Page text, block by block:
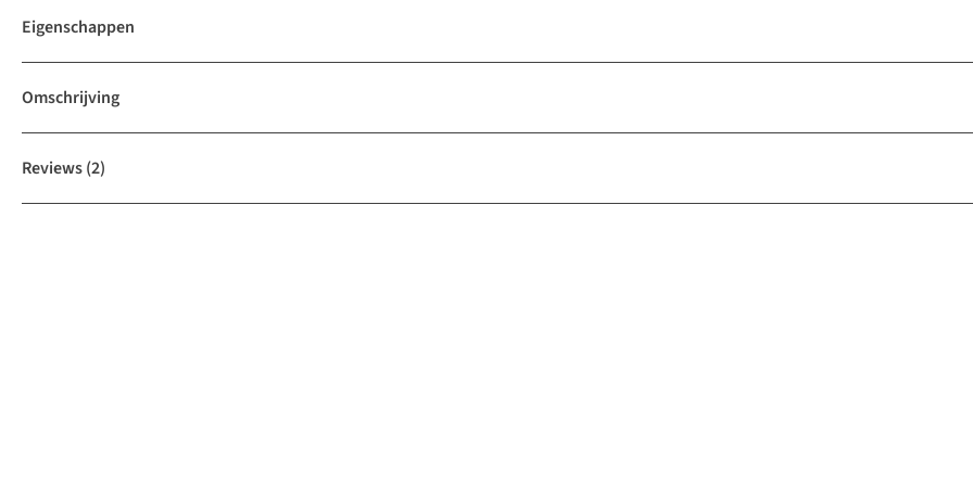
Eigenschappen
Omschrijving
Reviews(2)